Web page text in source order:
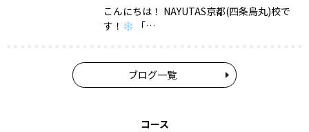
こんにちは！ NAYUTAS京都(四条烏丸)校で
す！
「…
ブログ一覧
コース